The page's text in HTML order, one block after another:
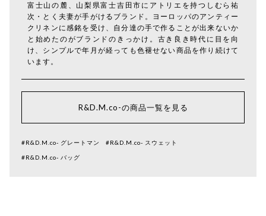
富士山の麓、山梨県富士吉田市にアトリエを持つしむら祐
次・とく夫妻が手がけるブランド。ヨーロッパのアンティー
クリネンに感銘を受け、自分達の手で作ることが出来ないか
と始めたのがブランドのきっかけ。古き良き時代に目を向
け、シンプルで年月が経っても色褪せない商品を作り続けて
います。
R&D.M.co-の商品一覧を見る
#R&D.M.co- グレートマン #R&D.M.co- スウェット
#R&D.M.co- バッグ